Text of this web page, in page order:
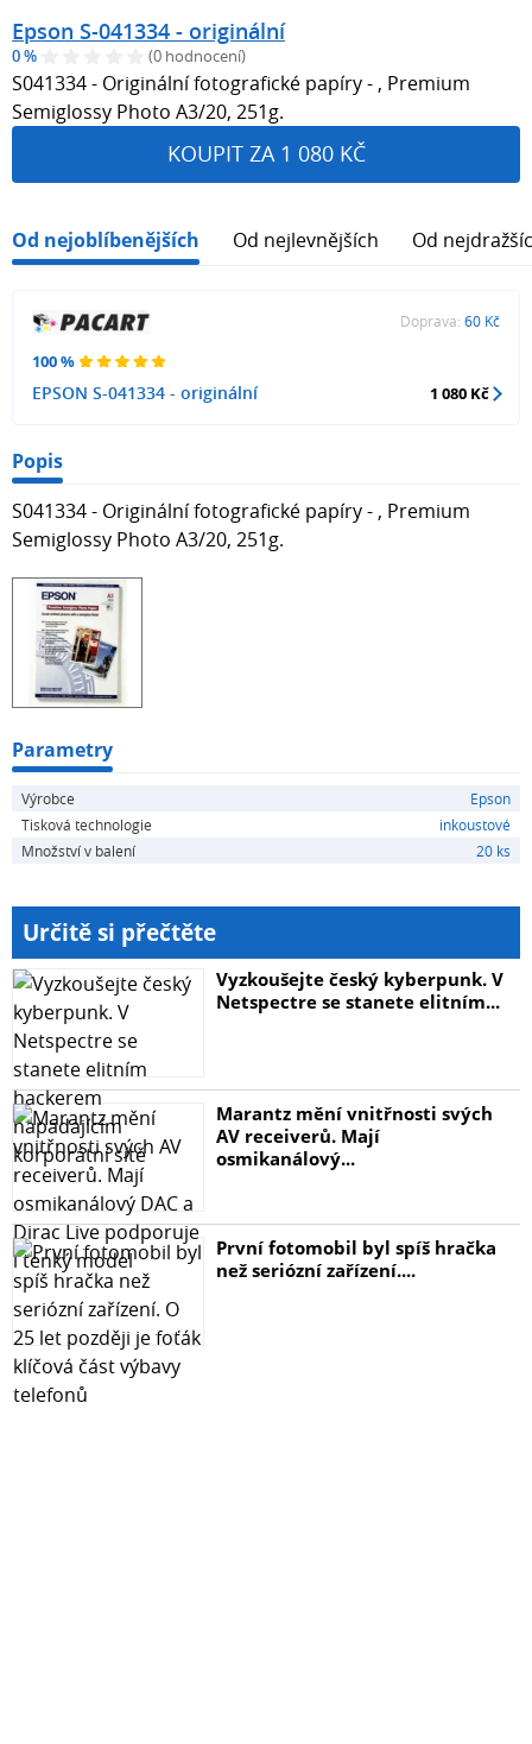
Epson S-041334 - originální
0 % (0 hodnocení)
S041334 - Originální fotografické papíry - , Premium
Semiglossy Photo A3/20, 251g.
KOUPIT ZA 1 080 KČ
Od nejoblíbenějších Od nejlevnějších Od
100 %
EPSON S-041334 - originální
Doprava: 60 Kč
1 080 Kč
Popis
S041334 - Originální fotografické papíry - , Premium
Semiglossy Photo A3/20, 251g.
Parametry
Výrobce
Epson
Tisková technologie
inkoustové
Množství v balení
20 ks
Určitě si přečtěte
Vyzkoušejte český kyberpunk. V
Netspectre se stanete elitním...
Marantz mění vnitřnosti svých
AV receiverů. Mají
osmikanálový...
První fotomobil byl spíš hračka
než seriózní zařízení....